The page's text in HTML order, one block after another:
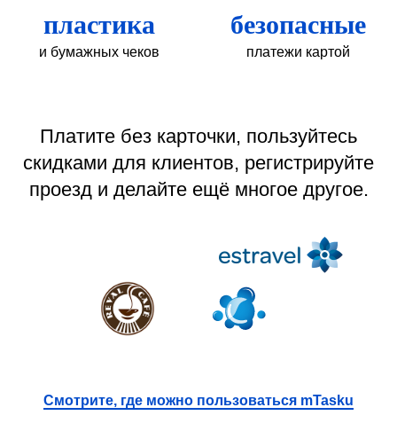
пластика
и бумажных чеков
безопасные
платежи картой
Платите без карточки, пользуйтесь
скидками для клиентов, регистрируйте
проезд и делайте ещё многое другое.
Смотрите, где можно пользоваться mTasku